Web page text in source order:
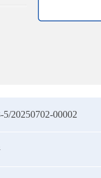
5/20250702-00002